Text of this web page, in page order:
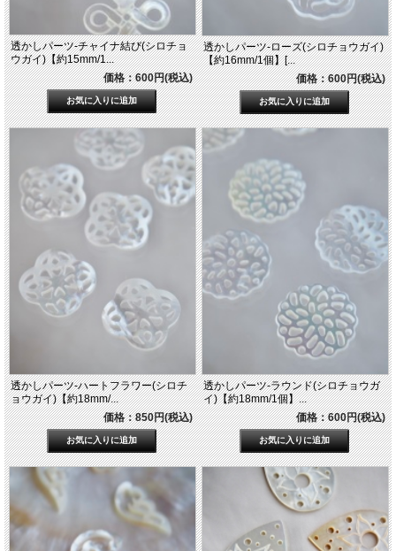
透かしパーツ-チャイナ結び(シロチョ
ウガイ)【約15mm/1...
価格：600円(税込)
透かしパーツ-ローズ(シロチョウガイ)
【約16mm/1個】[...
価格：600円(税込)
透かしパーツ-ハートフラワー(シロチ
ョウガイ)【約18mm/...
価格：850円(税込)
透かしパーツ-ラウンド(シロチョウガ
イ)【約18mm/1個】...
価格：600円(税込)